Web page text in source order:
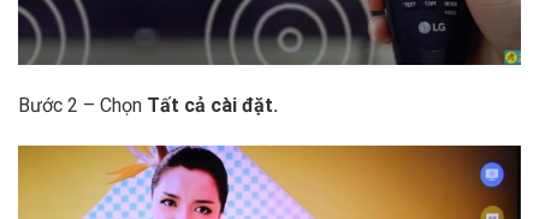
Bước 2 – Chọn Tất cả cài đặt.